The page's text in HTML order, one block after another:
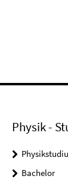
Physik -
Bachelor